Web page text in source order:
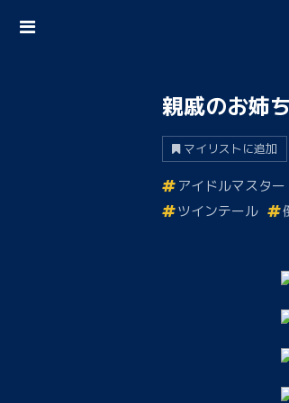
親戚のお姉
マイリストに追加
アイドルマスター
ツインテール